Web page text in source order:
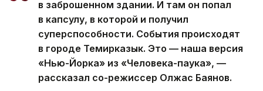
в заброшенном здании. И там он попал
в капсулу, в которой и получил
суперспособности. События происходят
в городе Темирказык. Это — наша версия
«Нью-Йорка» из «Человека-паука», —
рассказал со-режиссер Олжас Баянов.